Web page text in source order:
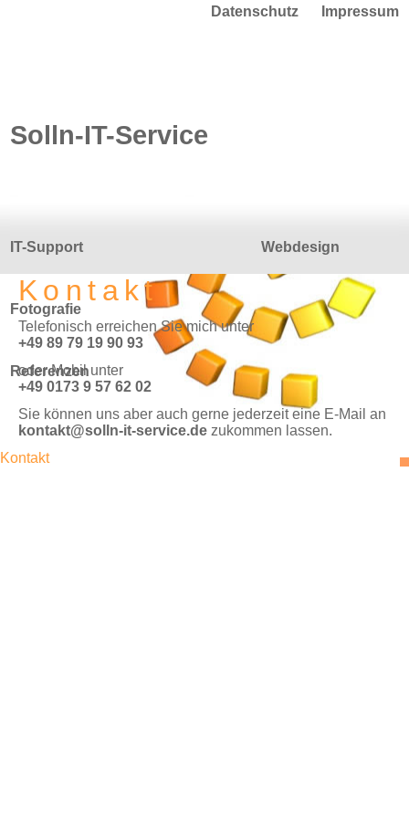
Impressum
Datenschutz
Solln-IT-Service
IT-Support Webdesign
Fotografie 3D Design
Referenzen Kontakt
Kontakt
Telefonisch erreichen Sie mich unter
+49 89 79 19 90 93
oder Mobil unter
+49 0173 9 57 62 02
Sie können uns aber auch gerne jederzeit eine E-Mail an
kontakt@solln-it-service.de zukommen lassen.
Kontakt